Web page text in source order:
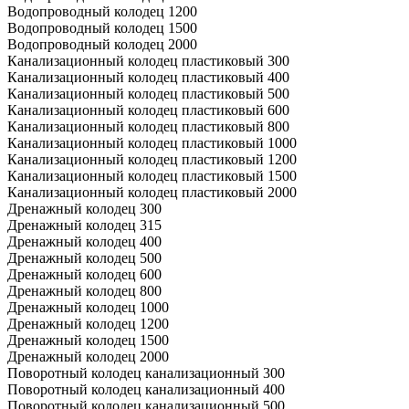
Водопроводный колодец 1200
Водопроводный колодец 1500
Водопроводный колодец 2000
Канализационный колодец пластиковый 300
Канализационный колодец пластиковый 400
Канализационный колодец пластиковый 500
Канализационный колодец пластиковый 600
Канализационный колодец пластиковый 800
Канализационный колодец пластиковый 1000
Канализационный колодец пластиковый 1200
Канализационный колодец пластиковый 1500
Канализационный колодец пластиковый 2000
Дренажный колодец 300
Дренажный колодец 315
Дренажный колодец 400
Дренажный колодец 500
Дренажный колодец 600
Дренажный колодец 800
Дренажный колодец 1000
Дренажный колодец 1200
Дренажный колодец 1500
Дренажный колодец 2000
Поворотный колодец канализационный 300
Поворотный колодец канализационный 400
Поворотный колодец канализационный 500